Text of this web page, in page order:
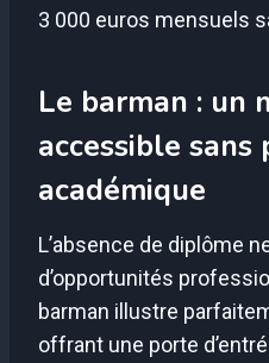
3 000 euros mensuels
Le barman : un
accessible sans
académique
L’absence de diplôme
d’opportunités
barman illustre
offrant une porte